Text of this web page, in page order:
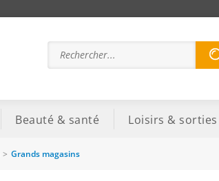
Beauté & santé Loisirs & sorties
> Grands magasins